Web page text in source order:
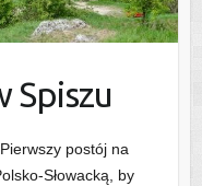
Spiszu
postój na
Słowacką, by